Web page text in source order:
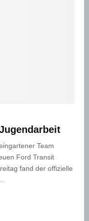
Team
Ford Transit
fand der offizielle